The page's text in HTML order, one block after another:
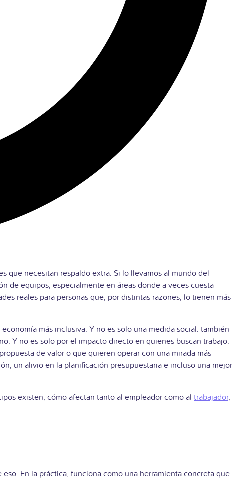
que necesitan respaldo extra. Si lo llevamos al mundo del
de equipos, especialmente en áreas donde a veces cuesta
reales para personas que, por distintas razones, lo tienen más
más inclusiva. Y no es solo una medida social: también
Y no es solo por el impacto directo en quienes buscan trabajo.
de valor o que quieren operar con una mirada más
un alivio en la planificación presupuestaria e incluso una mejor
existen, cómo afectan tanto al empleador como al trabajador,
En la práctica, funciona como una herramienta concreta que